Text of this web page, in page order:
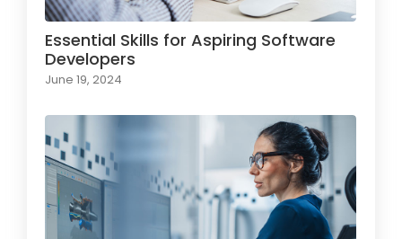
Essential Skills for Aspiring Software
Developers
June 19, 2024